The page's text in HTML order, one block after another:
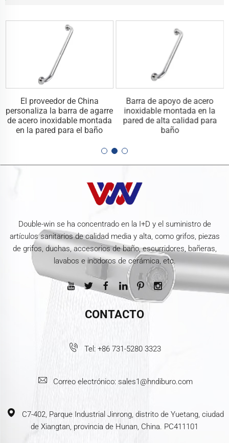
El proveedor de China
personaliza la barra de agarre
de acero inoxidable montada
en la pared para el baño
Barra de apoyo de acero
inoxidable montada en la
pared de alta calidad para
baño
Double-win se ha concentrado en la I+D y el suministro de
artículos sanitarios de calidad media y alta, como grifos, piezas
de grifos, duchas, accesorios de baño, escurridores, bañeras,
lavabos e inodoros de cerámica, etc.
CONTACTO
Tel: +86 731-5280 3323
Correo electrónico: sales1@hndiburo.com
C7-402, Parque Industrial Jinrong, distrito de Yuetang, ciudad
de Xiangtan, provincia de Hunan, China. PC411101